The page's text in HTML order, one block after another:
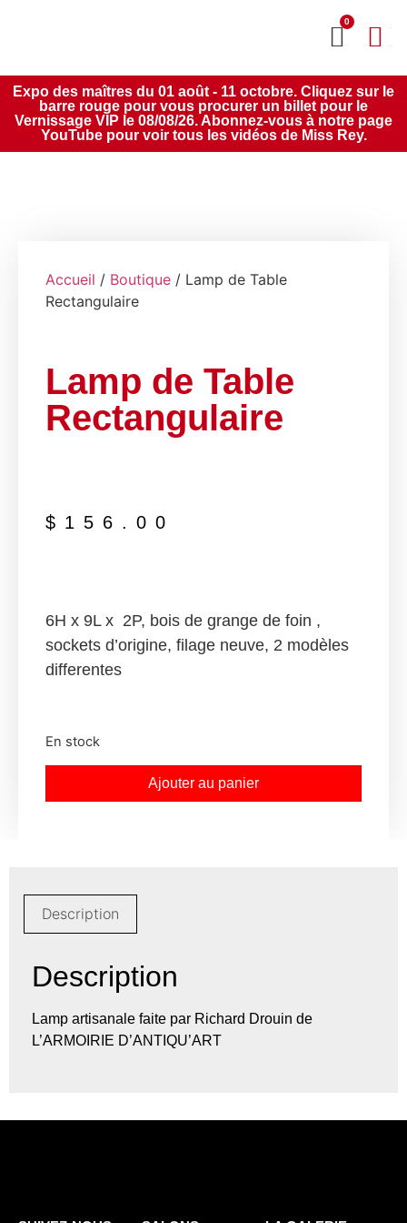
0
Expo des maîtres du 01 août - 11 octobre. Cliquez sur le
barre rouge pour vous procurer un billet pour le
Vernissage VIP le 08/08/26. Abonnez-vous à notre page
YouTube pour voir tous les vidéos de Miss Rey.
Accueil / Boutique / Lamp de Table
Rectangulaire
Lamp de Table
Rectangulaire
$ 156.00
6H x 9L x 2P, bois de grange de foin ,
sockets d’origine, filage neuve, 2 modèles
differentes
En stock
Ajouter au panier
Description
Description
Lamp artisanale faite par Richard Drouin de
L’ARMOIRIE D’ANTIQU’ART